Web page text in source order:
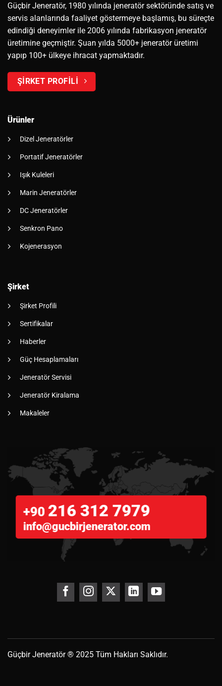
Güçbir Jeneratör, 1980 yılında jeneratör sektöründe satış ve
servis alanlarında faaliyet göstermeye başlamış, bu süreçte
edindiği deneyimler ile 2006 yılında fabrikasyon jeneratör
üretimine geçmiştir. Şuan yılda 5000+ jeneratör üretimi
yapıp 100+ ülkeye ihracat yapmaktadır.
ŞİRKET PROFİLİ
Ürünler
Dizel Jeneratörler
Portatif Jeneratörler
Işık Kuleleri
Marin Jeneratörler
DC Jeneratörler
Senkron Pano
Kojenerasyon
Şirket
Şirket Profili
Sertifikalar
Haberler
Güç Hesaplamaları
Jeneratör Servisi
Jeneratör Kiralama
Makaleler
+90 216 312 7979
info@gucbirjenerator.com
GüçbirJeneratör® 2025 Tüm Hakları Saklıdır.